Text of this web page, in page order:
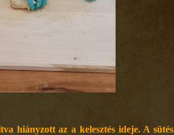
hiányzott az a kelesztés ideje. A sütés